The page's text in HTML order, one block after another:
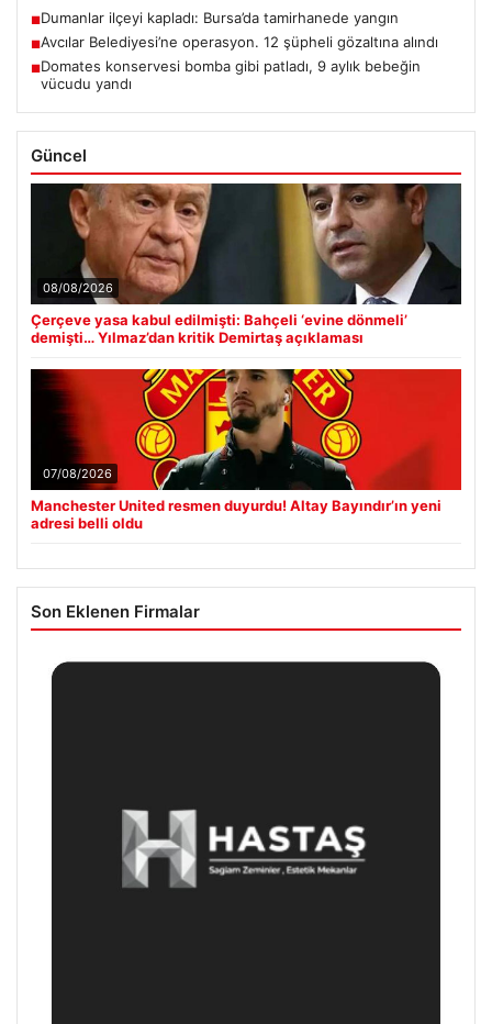
■Dumanlar ilçeyi kapladı: Bursa’da tamirhanede yangın
■Avcılar Belediyesi’ne operasyon. 12 şüpheli gözaltına alındı
■Domates konservesi bomba gibi patladı, 9 aylık bebeğin
vücudu yandı
Güncel
08/08/2026
Çerçeve yasa kabul edilmişti: Bahçeli ‘evine dönmeli’
demişti… Yılmaz’dan kritik Demirtaş açıklaması
07/08/2026
Manchester United resmen duyurdu! Altay Bayındır’ın yeni
adresi belli oldu
Son Eklenen Firmalar